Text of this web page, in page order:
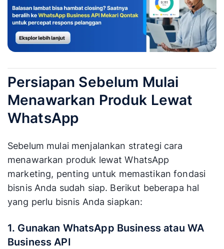
Persiapan Sebelum Mulai
Menawarkan Produk Lewat
WhatsApp
Sebelum mulai menjalankan strategi cara
menawarkan produk lewat WhatsApp
marketing, penting untuk memastikan fondasi
bisnis Anda sudah siap. Berikut beberapa hal
yang perlu bisnis Anda siapkan:
1. Gunakan WhatsApp Business atau WA
Business API